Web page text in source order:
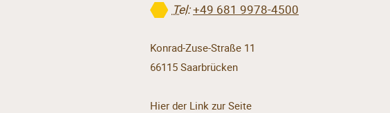
Tel:+49 681 9978-4500
Konrad-Zuse-Straße 11
66115 Saarbrücken
Hier der Link zur Seite